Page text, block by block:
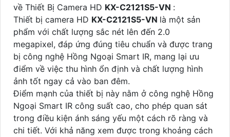
về Thiết Bị Camera HD KX-C2121S5-VN :
Thiết bị camera HD KX-C2121S5-VN là một sản
phẩm với chất lượng sắc nét lên đến 2.0
megapixel, đáp ứng đúng tiêu chuẩn và được trang
bị công nghệ Hồng Ngoại Smart IR, mang lại ưu
điểm về việc thu hình ổn định và chất lượng hình
ảnh tốt ngay cả vào ban đêm.
Điểm mạnh của thiết bị này nằm ở công nghệ Hồng
Ngoại Smart IR công suất cao, cho phép quan sát
trong điều kiện ánh sáng yếu một cách rõ ràng và
chi tiết. Với khả năng xem được trong khoảng cách